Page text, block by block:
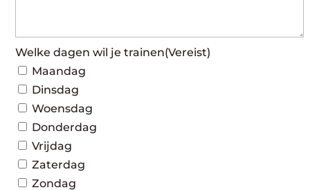
Welke dagen wil je trainen(Vereist)
Maandag
Dinsdag
Woensdag
Donderdag
Vrijdag
Zaterdag
Zondag